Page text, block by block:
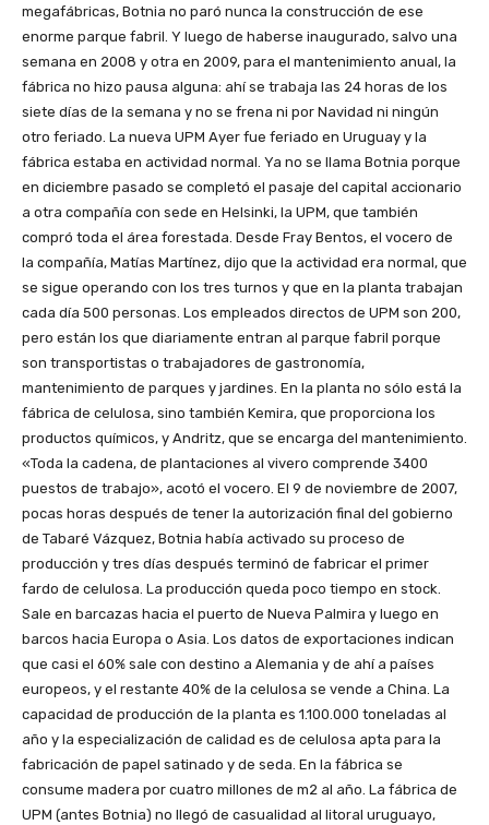
megafábricas, Botnia no paró nunca la construcción de ese
enorme parque fabril. Y luego de haberse inaugurado, salvo una
semana en 2008 y otra en 2009, para el mantenimiento anual, la
fábrica no hizo pausa alguna: ahí se trabaja las 24 horas de los
siete días de la semana y no se frena ni por Navidad ni ningún
otro feriado. La nueva UPM Ayer fue feriado en Uruguay y la
fábrica estaba en actividad normal. Ya no se llama Botnia porque
en diciembre pasado se completó el pasaje del capital accionario
a otra compañía con sede en Helsinki, la UPM, que también
compró toda el área forestada. Desde Fray Bentos, el vocero de
la compañía, Matías Martínez, dijo que la actividad era normal, que
se sigue operando con los tres turnos y que en la planta trabajan
cada día 500 personas. Los empleados directos de UPM son 200,
pero están los que diariamente entran al parque fabril porque
son transportistas o trabajadores de gastronomía,
mantenimiento de parques y jardines. En la planta no sólo está la
fábrica de celulosa, sino también Kemira, que proporciona los
productos químicos, y Andritz, que se encarga del mantenimiento.
«Toda la cadena, de plantaciones al vivero comprende 3400
puestos de trabajo», acotó el vocero. El 9 de noviembre de 2007,
pocas horas después de tener la autorización final del gobierno
de Tabaré Vázquez, Botnia había activado su proceso de
producción y tres días después terminó de fabricar el primer
fardo de celulosa. La producción queda poco tiempo en stock.
Sale en barcazas hacia el puerto de Nueva Palmira y luego en
barcos hacia Europa o Asia. Los datos de exportaciones indican
que casi el 60% sale con destino a Alemania y de ahí a países
europeos, y el restante 40% de la celulosa se vende a China. La
capacidad de producción de la planta es 1.100.000 toneladas al
año y la especialización de calidad es de celulosa apta para la
fabricación de papel satinado y de seda. En la fábrica se
consume madera por cuatro millones de m2 al año. La fábrica de
UPM (antes Botnia) no llegó de casualidad al litoral uruguayo,